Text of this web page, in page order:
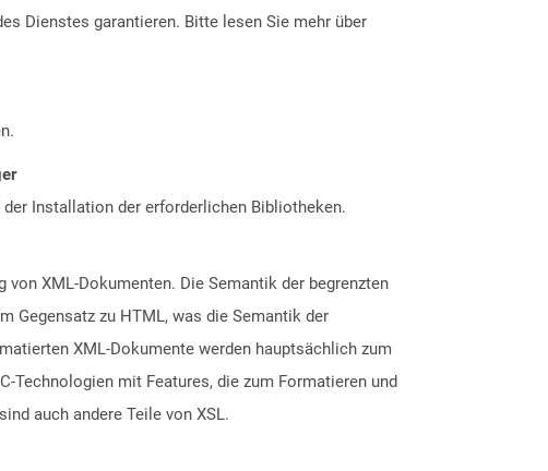
Dienstes garantieren. Bitte lesen Sie mehr über
Installation der erforderlichen Bibliotheken.
XML-Dokumenten. Die Semantik der begrenzten
Gegensatz zu HTML, was die Semantik der
XML-Dokumente werden hauptsächlich zum
Technologien mit Features, die zum Formatieren und
auch andere Teile von XSL.